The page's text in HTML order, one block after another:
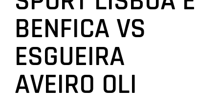
COMPETIÇÕES
ASSOCIAÇÕES
CLUBES
AGENTES
AGENDA
BENFICA VS
ESGUEIRA
AVEIRO OLI